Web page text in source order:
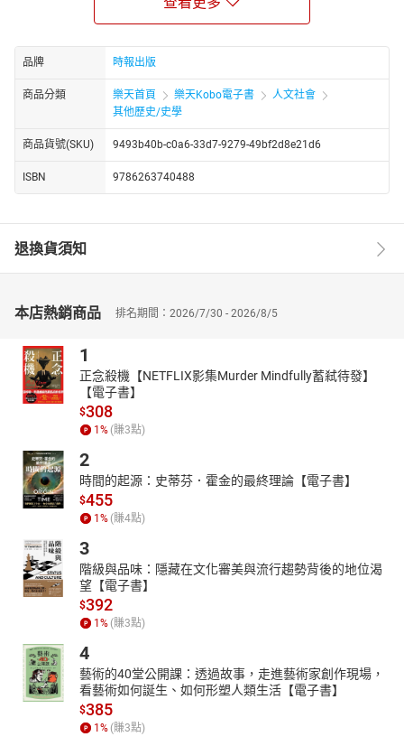
宮崎正勝發現，中國史、西洋史都忽略了游牧民族的重要性，沒有
◎中東為何總在打來打去？
◎非洲政治為何動盪不安？
◎大航海時代為何是世界史的分水嶺？
「資本主義」、「民族國家」的形成主導了今日世界局勢，了解兩
者的成因與影響，就能培養預測世界未來走向的能力。
◎統治伊斯蘭世界的是阿拉伯人、土耳其人、波斯人，還是其他？
◎誰滅了羅馬帝國？羅馬帝國、東羅馬帝國、神聖羅馬帝國到底有
◎印度文明、兩河流域誰先誰後？同樣都是河流文明，兩者差異又
往的刻板印象。歷史專家宮崎正勝認為，世界再龐大，人種、宗
痛苦，融會貫通一萬年的歷史長河！
本書特色
開頭12張大圖表，統整世界史不同時期的情勢。各章依主題
搭配地圖，讓讀者輕鬆理解該時期歷史事件發生的地理位
各章附有「重點名詞解釋」，說明應該具備的歷史知識；
「解讀歷史」則著重說明歷史事件的意義，並從現代的觀點
來解讀歷史。
3.「35個歷史關鍵」是以簡潔的內容，定位該歷史事件在世界史上
的影響。
品牌 時報出版
商品分類 樂天首頁 樂天Kobo電子書
人文社會
其他歷史/史學
商品貨號(SKU) 9493b40b-c0a6-33d7-9279-49bf2d8e21d6
ISBN 9786263740488
退換貨須知
本店熱銷商品 排名期間：2026/7/30 - 2026/8/5
1
正念殺機【NETFLIX影集Murder Mindfully蓄弒待發】
【電子書】
$308
1 % (賺3點)
2
時間的起源：史蒂芬．霍金的最終理論【電子書】
$455
1 % (賺4點)
3
階級與品味：隱藏在文化審美與流行趨勢背後的地位渴
望【電子書】
$392
1 % (賺3點)
4
藝術的40堂公開課：透過故事，走進藝術家創作現場，
看藝術如何誕生、如何形塑人類生活【電子書】
$385
1 % (賺3點)